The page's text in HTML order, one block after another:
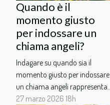
Quando è il
momento giusto
per indossare un
chiama angeli?
Indagare su quando sia il
momento giusto per indossare
un chiama angeli rappresenta
un argomento di grande
27 marzo 2026 18h